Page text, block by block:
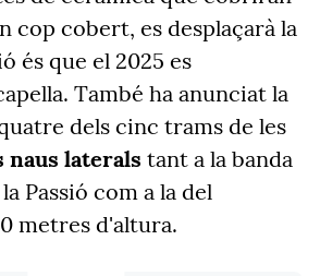
cop cobert, es desplaçarà la
és que el 2025 es
També ha anunciat la
dels cinc trams de les
naus laterals tant a la banda
Passió com a la del
metres d'altura.